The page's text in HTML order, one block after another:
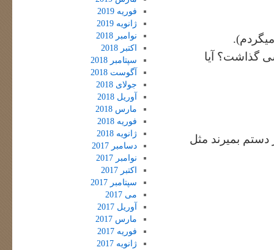
گذاشت؟ آیا
دستم بمیرند مثل
فوریه 2019
ژانویه 2019
نوامبر 2018
اکتبر 2018
سپتامبر 2018
آگوست 2018
جولای 2018
آوریل 2018
مارس 2018
فوریه 2018
ژانویه 2018
دسامبر 2017
نوامبر 2017
اکتبر 2017
سپتامبر 2017
می 2017
آوریل 2017
مارس 2017
فوریه 2017
ژانویه 2017